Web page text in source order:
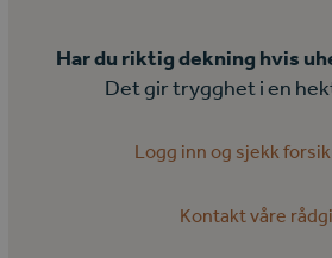
Har du riktig dekning hvis
Det gir trygghet i en
Logg inn og sjekk
Kontakt våre